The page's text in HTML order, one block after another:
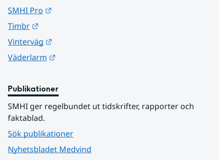
SMHI Pro
Timbr
Vinterväg
Väderlarm
Publikationer
SMHI ger regelbundet ut tidskrifter, rapporter och
faktablad.
Sök publikationer
Nyhetsbladet Medvind